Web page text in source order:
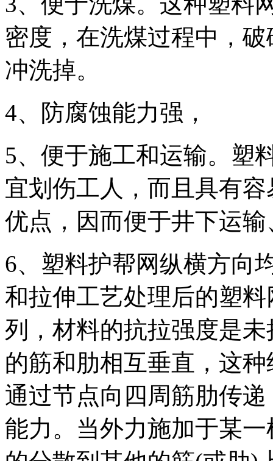
密度，在洗煤过程中，
冲洗掉。
4、防腐蚀能力强，
5、便于施工和运输。塑
宜划伤工人，而且具有
优点，因而便于井下运
6、塑料护帮网纵横方向
和拉伸工艺处理后的塑
列，材料的抗拉强度是
的筋和肋相互垂直，这
通过节点向四周筋肋传
能力。当外力施加于某